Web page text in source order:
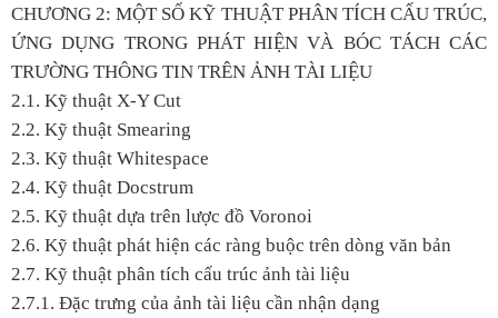
CHƯƠNG 2: MỘT SỐ KỸ THUẬT PHÂN TÍCH CẤU TRÚC,
ỨNG DỤNG TRONG PHÁT HIỆN VÀ BÓC TÁCH CÁC
TRƯỜNG THÔNG TIN TRÊN ẢNH TÀI LIỆU
2.1. Kỹ thuật X-Y Cut
2.2. Kỹ thuật Smearing
2.3. Kỹ thuật Whitespace
2.4. Kỹ thuật Docstrum
2.5. Kỹ thuật dựa trên lược đồ Voronoi
2.6. Kỹ thuật phát hiện các ràng buộc trên dòng văn bản
2.7. Kỹ thuật phân tích cấu trúc ảnh tài liệu
2.7.1. Đặc trưng của ảnh tài liệu cần nhận dạng